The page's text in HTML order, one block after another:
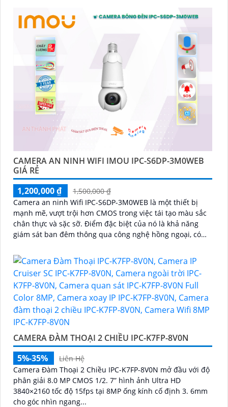
CAMERA AN NINH WIFI IMOU IPC-S6DP-3M0WEB
GIÁ RẺ
1,200,000 ₫
1,500,000 ₫
Camera an ninh Wifi IPC-S6DP-3M0WEB là một thiết bị
mạnh mẽ, vượt trội hơn CMOS trong việc tái tạo màu sắc
chân thực và sặc sỡ. Điểm đặc biệt của nó là khả năng
giám sát ban đêm thông qua công nghệ hồng ngoại, có
CAMERA ĐÀM THOẠI 2 CHIỀU IPC-K7FP-8V0N
5%-35%
Liên Hệ
Camera Đàm Thoại 2 Chiều IPC-K7FP-8V0N mở đầu với độ
phân giải 8.0 MP CMOS 1/2. 7” hình ảnh Ultra HD
3840×2160 tốc độ 15fps tại 8MP ống kính cố định 3. 6mm
cho góc nhìn ngang...